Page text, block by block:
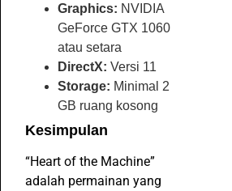
Graphics: NVIDIA
GeForce GTX 1060
atau setara
DirectX: Versi 11
Storage: Minimal 2
GB ruang kosong
Kesimpulan
“Heart of the Machine”
adalah permainan yang